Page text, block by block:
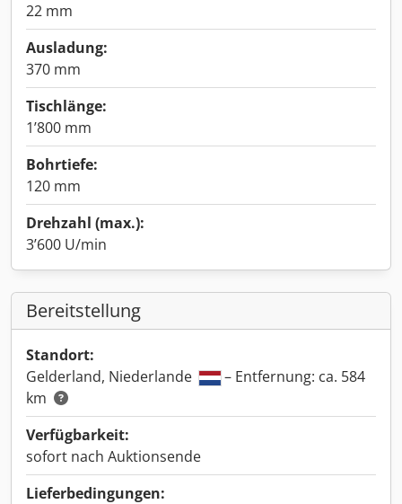
22 mm
Ausladung:
370 mm
Tischlänge:
1’800 mm
Bohrtiefe:
120 mm
Drehzahl (max.):
3’600 U/min
Bereitstellung
Standort:
Gelderland, Niederlande
– Entfernung: ca. 584
km
Verfügbarkeit:
sofort nach Auktionsende
Lieferbedingungen: